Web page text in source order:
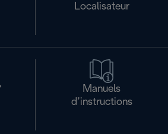
Localisateur
Manuels
d’instructions